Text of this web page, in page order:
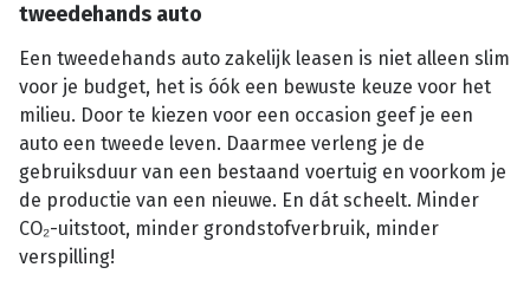
tweedehands auto
Een tweedehands auto zakelijk leasen is niet alleen slim
voor je budget, het is óók een bewuste keuze voor het
milieu. Door te kiezen voor een occasion geef je een
auto een tweede leven. Daarmee verleng je de
gebruiksduur van een bestaand voertuig en voorkom je
de productie van een nieuwe. En dát scheelt. Minder
CO₂-uitstoot, minder grondstofverbruik, minder
verspilling!